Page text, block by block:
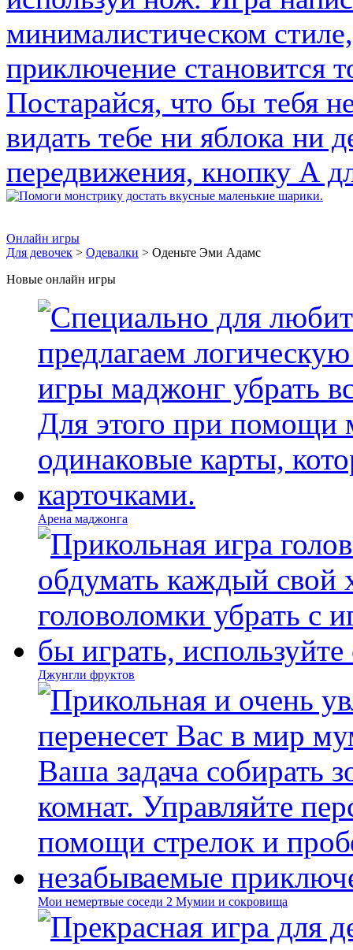
Онлайн игры
Для девочек > Одевалки > Оденьте Эми Адамс
Новые онлайн игры
Арена маджонга
Джунгли фруктов
Мои немертвые соседи 2 Мумии и сокровища